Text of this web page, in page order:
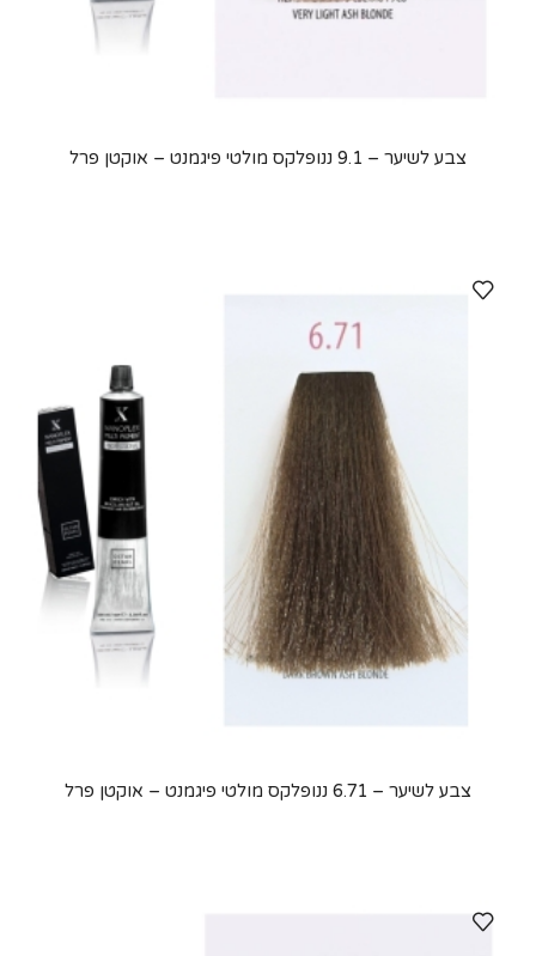
צבע לשיער – 9.1 ננופלקס מולטי פיגמנט – אוקטן פרל
צבע לשיער – 6.71 ננופלקס מולטי פיגמנט – אוקטן פרל